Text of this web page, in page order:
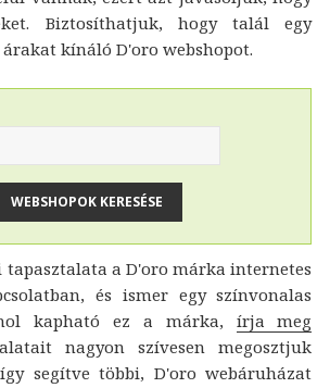
Biztosíthatjuk, hogy talál egy
kínáló D'oro webshopot.
a D'oro márka internetes
és ismer egy színvonalas
kapható ez a márka, írja meg
nagyon szívesen megosztjuk
segítve többi, D'oro webáruházat